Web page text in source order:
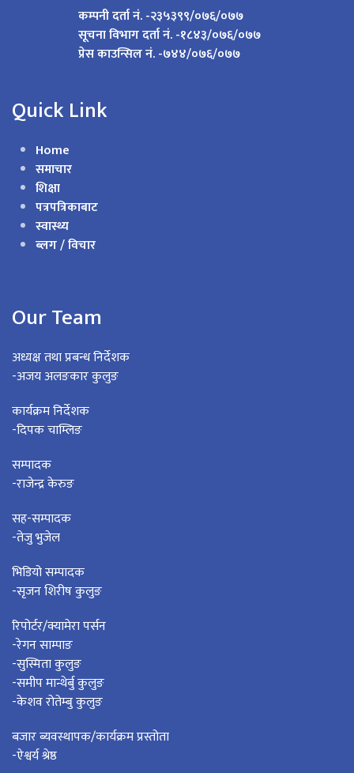
कम्पनी दर्ता नं. -२३५३९९/०७६/०७७
सूचना विभाग दर्ता नं. -१८४३/०७६/०७७
प्रेस काउन्सिल नं. -७४४/०७६/०७७
Quick Link
Home
समाचार
शिक्षा
पत्रपत्रिकाबाट
स्वास्थ्य
ब्लग / विचार
Our Team
अध्यक्ष तथा प्रबन्ध निर्देशक
-अजय अलङकार कुलुङ
कार्यक्रम निर्देशक
-दिपक चाम्लिङ
सम्पादक
-राजेन्द्र केरुङ
सह-सम्पादक
-तेजु भुजेल
भिडियो सम्पादक
-सृजन शिरीष कुलुङ
रिपोर्टर/क्यामेरा पर्सन
-रेगन साम्पाङ
-सुस्मिता कुलुङ
-समीप मान्थेर्बु कुलुङ
-केशव रोतेम्बु कुलुङ
बजार ब्यवस्थापक/कार्यक्रम प्रस्तोता
-ऐश्वर्य श्रेष्ठ